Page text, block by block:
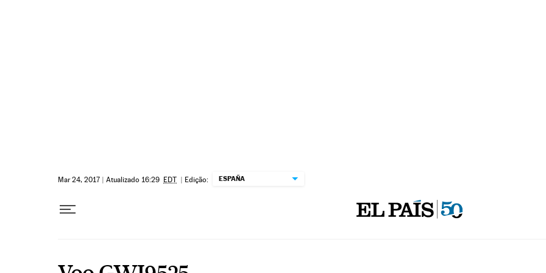
Mar 24, 2017 | Atualizado 16:29 EDT | Edição: ESPAÑA